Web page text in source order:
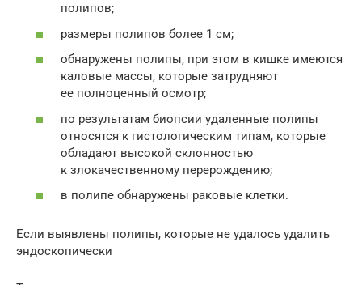
полипов;
размеры полипов более 1 см;
обнаружены полипы, при этом в кишке имеются
каловые массы, которые затрудняют
ее полноценный осмотр;
по результатам биопсии удаленные полипы
относятся к гистологическим типам, которые
обладают высокой склонностью
к злокачественному перерождению;
в полипе обнаружены раковые клетки.
Если выявлены полипы, которые не удалось удалить
эндоскопически